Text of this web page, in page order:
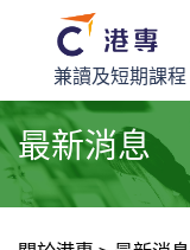
兼讀及短期課程
最新消息